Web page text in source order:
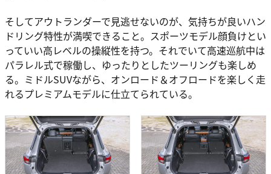
そしてアウトランダーで見逃せないのが、気持ちが良いハン
ドリング特性が満喫できること。スポーツモデル顔負けとい
っていい高レベルの操縦性を持つ。それでいて高速巡航中は
パラレル式で稼働し、ゆったりとしたツーリングも楽しめ
る。ミドルSUVながら、オンロード＆オフロードを楽しく走
れるプレミアムモデルに仕立てられている。